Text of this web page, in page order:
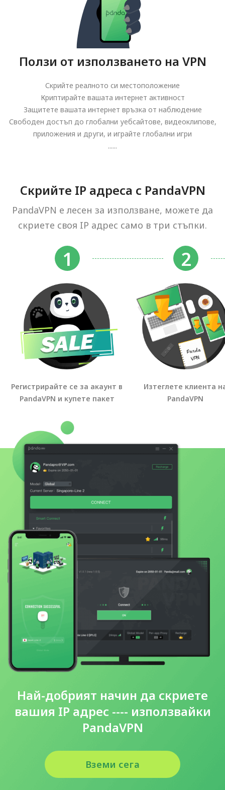
Ползи от използването на VPN
Скрийте реалното си местоположение
Криптирайте вашата интернет активност
Защитете вашата интернет връзка от наблюдение
Свободен достъп до глобални уебсайтове, видеоклипове,
приложения и други, и играйте глобални игри
......
Скрийте IP адреса с PandaVPN
PandaVPN е лесен за използване, можете да
скриете своя IP адрес само в три стъпки.
Регистрирайте се за акаунт в
PandaVPN и купете пакет
Изтеглете клиента
PandaVPN
Най-добрият начин да скриете
вашия IP адрес ---- използвайки
PandaVPN
Вземи сега